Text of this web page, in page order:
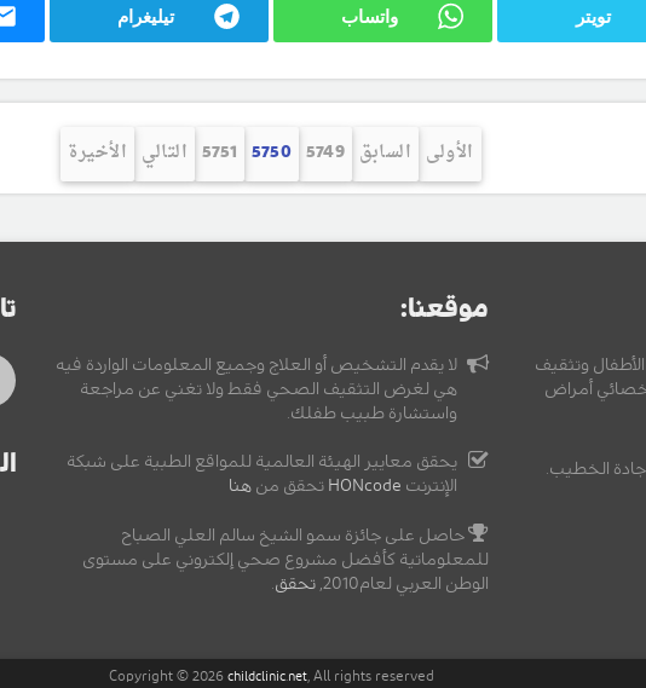
تويتر واتساب تيليغرام
الأولى السابق 5749
5750
5751 التالي الأخيرة
وتثقيف
أخصائي أمراض
الخطيب.
موقعنا:
لا يقدم التشخيص أو العلاج وجميع المعلومات الواردة فيه
هي لغرض التثقيف الصحي فقط ولا تغني عن مراجعة
واستشارة طبيب طفلك.
يحقق معايير الهيئة العالمية للمواقع الطبية على شبكة
الإنترنت HONcode تحقق من هنا
حاصل على جائزة سمو الشيخ سالم العلي الصباح
للمعلوماتية كأفضل مشروع صحي إلكتروني على مستوى
الوطن العربي لعام2010,
تحقق
Copyright © 2026 childclinic.net, All rights reserved